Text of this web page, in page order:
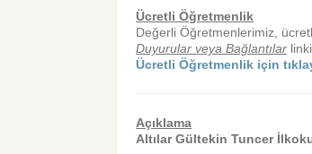
Ücretli Öğretmenlik
Değerli Öğretmenlerimiz,
Duyurular veya Bağlantılar
Ücretli Öğretmenlik için
Açıklama
Altılar Gültekin Tuncer